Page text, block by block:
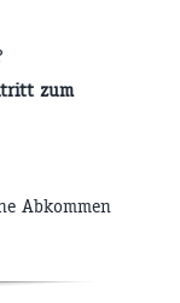
zum
Abkommen